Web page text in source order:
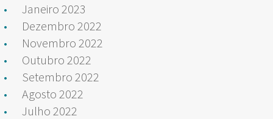
Janeiro 2023
Dezembro 2022
Novembro 2022
Outubro 2022
Setembro 2022
Agosto 2022
Julho 2022